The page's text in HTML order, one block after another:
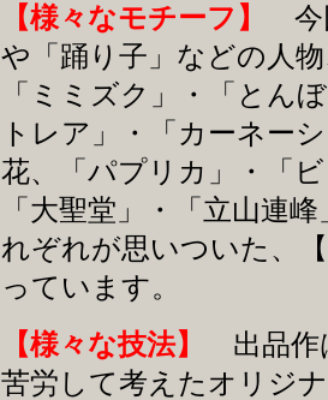
【様々なモチーフ】
や「踊り子」などの人
「ミミズク」・「とん
トレア」・「カーネー
花、「パプリカ」・「
「大聖堂」・「立山連
れぞれが思いついた、
っています。
【様々な技法】
出品作
苦労して考えたオリジ